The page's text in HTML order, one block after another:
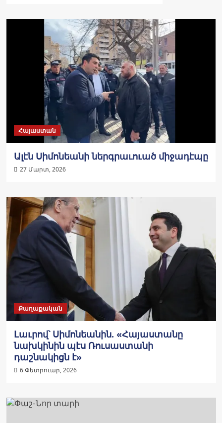
Հայաստան
Ալէն Սի­մոնեանի ներգրա­ւուած մի­ջադէ­պը
27 Մարտ, 2026
Քաղաքական
Լաւրով՝ Սիմոնեանին. «Հայաստանը
նախկինին պէս Ռուսաստանի
դաշնակիցն է»
6 Փետրուար, 2026